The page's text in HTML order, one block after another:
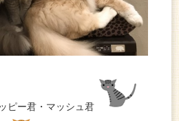
ピー君・マッシュ君